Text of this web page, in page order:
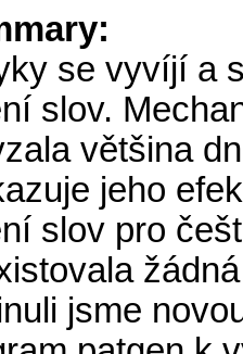
se vyvíjí a
slov.
většina
jeho
slov pro
jsme